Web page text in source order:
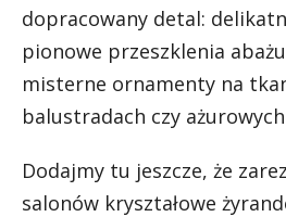
dopracowany detal:
pionowe przeszklenia
misterne ornamenty na
balustradach czy
Dodajmy tu jeszcze, że
salonów kryształowe